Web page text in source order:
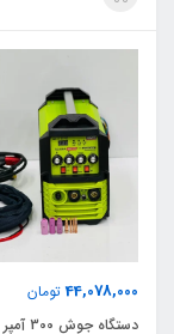
44,078,000تومان